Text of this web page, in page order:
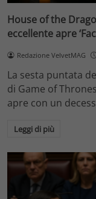
House of the
eccellente apre
Redazione VelvetMAG
La sesta puntata
di Game of
apre con un
Leggi di più